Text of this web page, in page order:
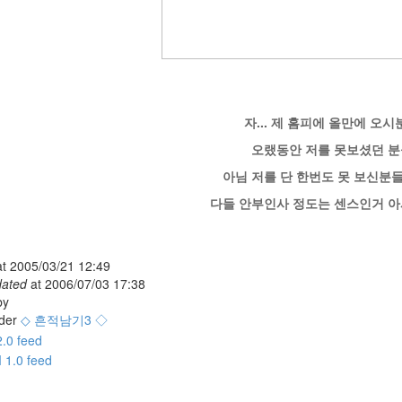
자... 제 홈피에 올만에 오시
오랬동안 저를 못보셨던
아님 저를 단 한번도 못 보신분
다들 안부인사 정도는 센스인거
2005/03/21 12:49
at 2006/07/03 17:38
◇ 흔적남기3 ◇